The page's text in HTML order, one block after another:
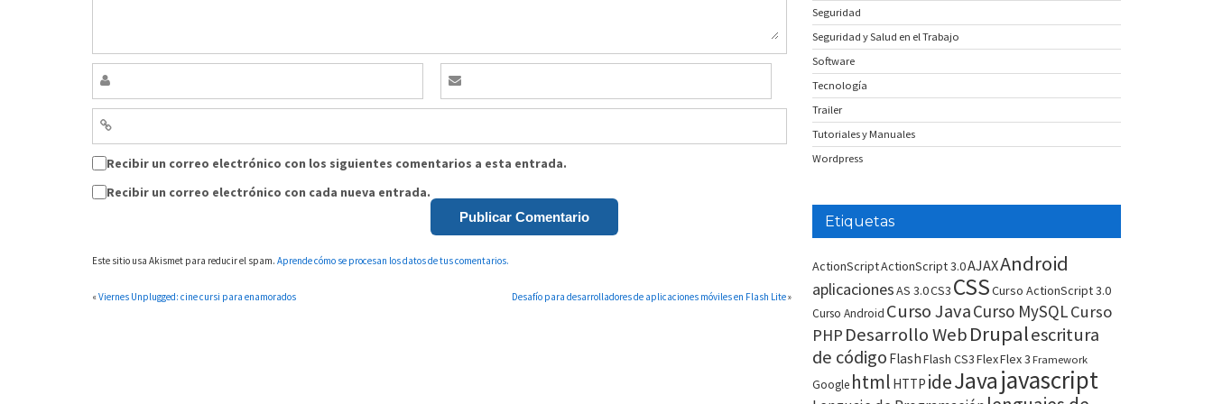
Recibir un correo electrónico con los siguientes comentarios a esta entrada.
Recibir un correo electrónico con cada nueva entrada.
Este sitio usa Akismet para reducir el spam. Aprende cómo se procesan los datos de tus comentarios.
«Viernes Unplugged: cine cursi para enamorados Desafío para desarrolladores de aplicaciones móviles en Flash Lite»
Seguridad
Seguridad y Salud en el Trabajo
Software
Tecnología
Trailer
Tutoriales y Manuales
Wordpress
Etiquetas
ActionScriptActionScript 3.0AJAXAndroid
aplicacionesAS 3.0CS3 CSSCurso ActionScript 3.0
Curso Android Curso JavaCurso MySQLCurso
PHP Desarrollo WebDrupalescritura
de código FlashFlash CS3FlexFlex 3 Framework
Google html HTTP ideJavajavascript